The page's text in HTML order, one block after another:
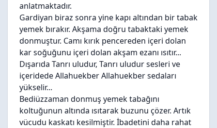
anlatmaktadır.
Gardiyan biraz sonra yine kapı altından bir tabak
yemek bırakır. Akşama doğru tabaktaki yemek
donmuştur. Camı kırık pencereden içeri dolan
kar soğuğunu içeri dolan akşam ezanı ısıtır...
Dışarıda Tanrı uludur, Tanrı uludur sesleri ve
içeridede Allahuekber Allahuekber sedaları
yükselir...
Bediüzzaman donmuş yemek tabağını
koltuğunun altında ısıtarak buzunu çözer. Artık
vücudu kaskatı kesilmiştir. İbadetini daha rahat